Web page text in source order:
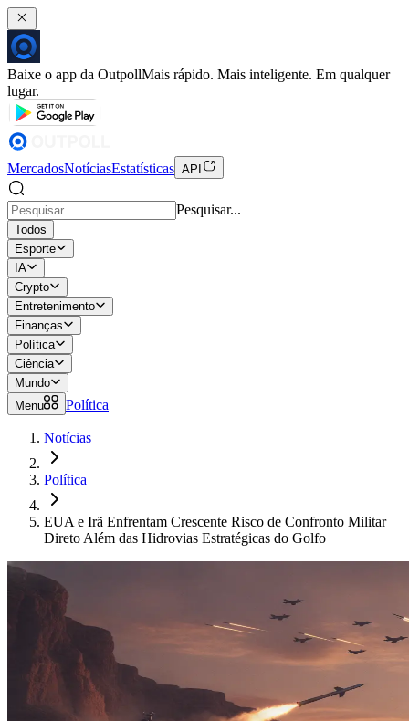
Baixe o app da OutpollMais rápido. Mais inteligente. Em qualquer
lugar.
MercadosNotíciasEstatísticas API
Pesquisar...
Todos
Esporte
IA
Crypto
Entretenimento
Finanças
Política
Ciência
Mundo
Menu
Política
Notícias
Política
EUA e Irã Enfrentam Crescente Risco de Confronto Militar
Direto Além das Hidrovias Estratégicas do Golfo